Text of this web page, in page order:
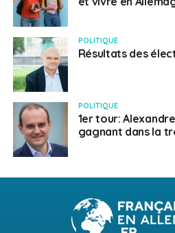
POLITIQUE
Résultats des
POLITIQUE
1er tour:
gagnant dans la